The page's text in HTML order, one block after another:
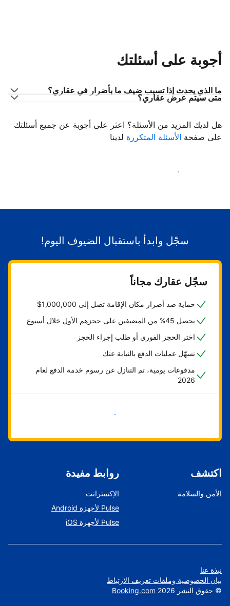
أجوبة على أسئلتك
ما الذي يحدث إذا تسبب ضيف ما بأضرار في عقاري؟
متى سيتم عرض عقاري؟
هل لديك المزيد من الأسئلة؟ اعثر على أجوبة عن جميع أسئلتك
على صفحة الأسئلة المتكررة لدينا
ابدأ باستقبال الضيوف
سجّل وابدأ باستقبال الضيوف اليوم!
سجّل عقارك مجاناً
حماية ضد أضرار مكان الإقامة تصل إلى 1,000,000$
يحصل 45% من المضيفين على حجزهم الأول خلال أسبوع
اختر الحجز الفوري أو طلب إجراء الحجز
نسهّل عمليات الدفع بالنيابة عنك
مدفوعات يومية، تم التنازل عن رسوم خدمة الدفع لعام
2026
ابدأ الآن
اكتشف
الأمن والسلامة
روابط مفيدة
الإكسترانت
Pulse لأجهزة Android
Pulse لأجهزة iOS
نبذة عنا
بيان الخصوصية وملفات تعريف الارتباط
© حقوق النشر Booking.com 2026